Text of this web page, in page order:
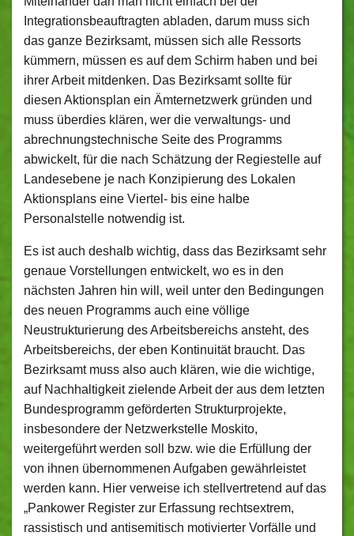
Integrationsbeauftragten abladen, darum muss sich
das ganze Bezirksamt, müssen sich alle Ressorts
kümmern, müssen es auf dem Schirm haben und bei
ihrer Arbeit mitdenken. Das Bezirksamt sollte für
diesen Aktionsplan ein Ämternetzwerk gründen und
muss überdies klären, wer die verwaltungs- und
abrechnungstechnische Seite des Programms
abwickelt, für die nach Schätzung der Regiestelle auf
Landesebene je nach Konzipierung des Lokalen
Aktionsplans eine Viertel- bis eine halbe
Personalstelle notwendig ist.
Es ist auch deshalb wichtig, dass das Bezirksamt sehr
genaue Vorstellungen entwickelt, wo es in den
nächsten Jahren hin will, weil unter den Bedingungen
des neuen Programms auch eine völlige
Neustrukturierung des Arbeitsbereichs ansteht, des
Arbeitsbereichs, der eben Kontinuität braucht. Das
Bezirksamt muss also auch klären, wie die wichtige,
auf Nachhaltigkeit zielende Arbeit der aus dem letzten
Bundesprogramm geförderten Strukturprojekte,
insbesondere der Netzwerkstelle Moskito,
weitergeführt werden soll bzw. wie die Erfüllung der
von ihnen übernommenen Aufgaben gewährleistet
werden kann. Hier verweise ich stellvertretend auf das
„Pankower Register zur Erfassung rechtsextrem,
rassistisch und antisemitisch motivierter Vorfälle und